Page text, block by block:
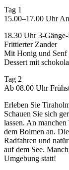
Tag 1
15.00–17.00 Uhr
18.30 Uhr 3-
Frittierter Zander
Mit Honig und Senf
Dessert mit
Tag 2
Ab 08.00 Uhr
Erleben Sie
Schauen Sie sich
lassen. An
dem Bolmen an.
Radfahren und
auf dem See.
Umgebung statt!